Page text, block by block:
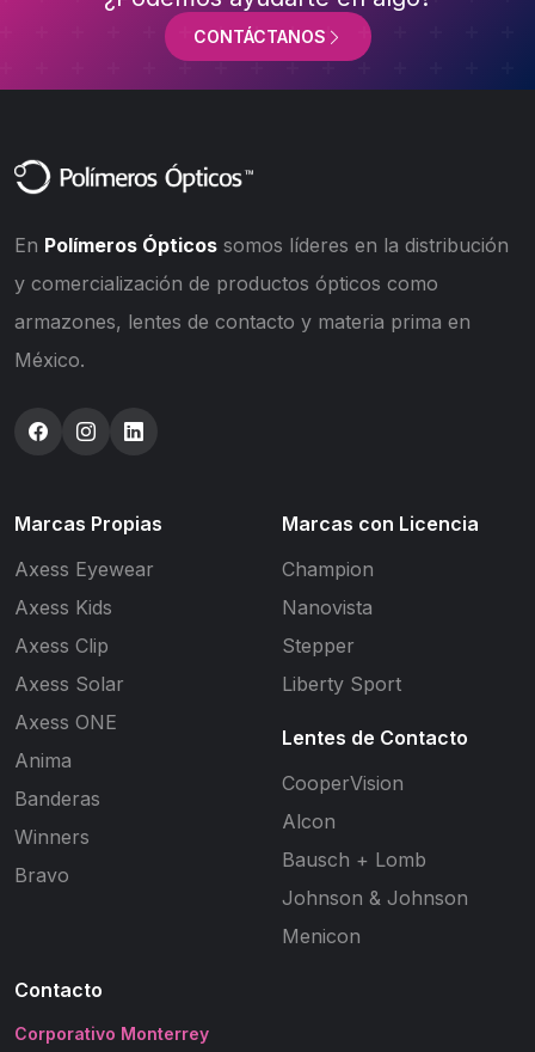
CONTÁCTANOS
En Polímeros Ópticos somos líderes en la distribución
y comercialización de productos ópticos como
armazones, lentes de contacto y materia prima en
México.
Marcas Propias
Axess Eyewear
Axess Kids
Axess Clip
Axess Solar
Axess ONE
Anima
Banderas
Winners
Bravo
Marcas con Licencia
Champion
Nanovista
Stepper
Liberty Sport
Lentes de Contacto
CooperVision
Alcon
Bausch + Lomb
Johnson & Johnson
Menicon
Contacto
Corporativo Monterrey